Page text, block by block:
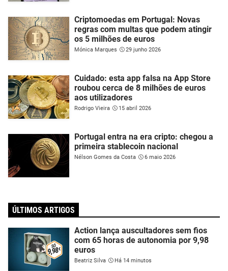
Criptomoedas em Portugal: Novas
regras com multas que podem atingir
os 5 milhões de euros
Mónica Marques 29 junho 2026
Cuidado: esta app falsa na App Store
roubou cerca de 8 milhões de euros
aos utilizadores
Rodrigo Vieira 15 abril 2026
Portugal entra na era cripto: chegou a
primeira stablecoin nacional
Nélson Gomes da Costa 6 maio 2026
ÚLTIMOS ARTIGOS
Action lança auscultadores sem fios
com 65 horas de autonomia por 9,98
euros
Beatriz Silva Há 14 minutos